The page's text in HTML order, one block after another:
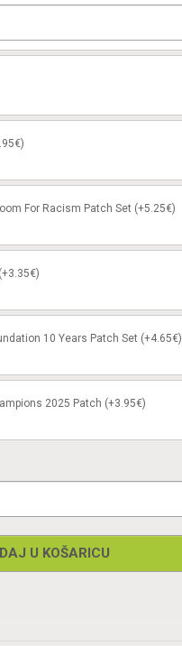
For Racism Patch Set (+5.25€)
10 Years Patch Set (+4.65€)
2025 Patch (+3.95€)
U KOŠARICU